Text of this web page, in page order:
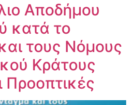
Αποδήμου
κατά το
τους Νόμους
Κράτους
Προοπτικές